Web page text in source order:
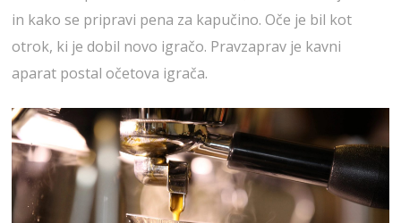
in kako se pripravi pena za kapučino. Oče je bil kot
otrok, ki je dobil novo igračo. Pravzaprav je kavni
aparat postal očetova igrača.